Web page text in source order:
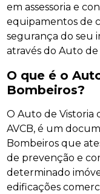
em assessoria e
equipamentos de
segurança do seu
através do Auto de
O que é o
Bombeiros?
O Auto de Vistoria
AVCB, é um
Bombeiros que
de prevenção e
determinado
edificações